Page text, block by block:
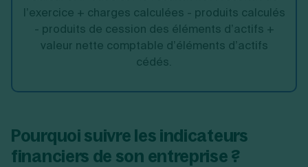
l’exercice + charges calculées - produits calculés
- produits de cession des éléments d’actifs +
valeur nette comptable d’éléments d’actifs
cédés.
Pourquoi suivre les indicateurs
financiers de son entreprise ?